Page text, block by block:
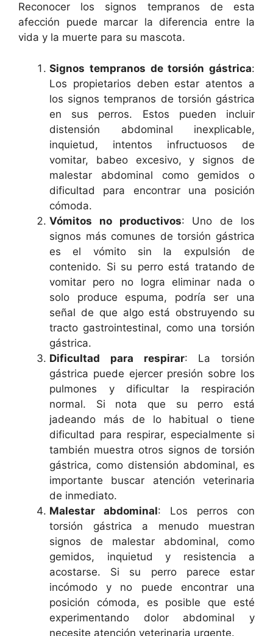
Reconocer los signos tempranos de esta
afección puede marcar la diferencia entre la
vida y la muerte para su mascota.
Signos tempranos de torsión gástrica:
Los propietarios deben estar atentos a
los signos tempranos de torsión gástrica
en sus perros. Estos pueden incluir
distensión abdominal inexplicable,
inquietud, intentos infructuosos de
vomitar, babeo excesivo, y signos de
malestar abdominal como gemidos o
dificultad para encontrar una posición
cómoda.
Vómitos no productivos: Uno de los
signos más comunes de torsión gástrica
es el vómito sin la expulsión de
contenido. Si su perro está tratando de
vomitar pero no logra eliminar nada o
solo produce espuma, podría ser una
señal de que algo está obstruyendo su
tracto gastrointestinal, como una torsión
gástrica.
Dificultad para respirar: La torsión
gástrica puede ejercer presión sobre los
pulmones y dificultar la respiración
normal. Si nota que su perro está
jadeando más de lo habitual o tiene
dificultad para respirar, especialmente si
también muestra otros signos de torsión
gástrica, como distensión abdominal, es
importante buscar atención veterinaria
de inmediato.
Malestar abdominal: Los perros con
torsión gástrica a menudo muestran
signos de malestar abdominal, como
gemidos, inquietud y resistencia a
acostarse. Si su perro parece estar
incómodo y no puede encontrar una
posición cómoda, es posible que esté
experimentando dolor abdominal y
necesite atención veterinaria urgente.